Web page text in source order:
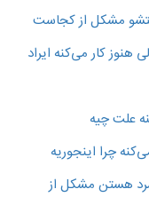
مشکل از کجاست
کار می‌کنه ایراد
چیه
چرا اینجوریه
هستن مشکل از